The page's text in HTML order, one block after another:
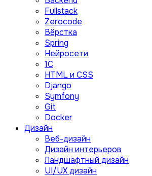
Fullstack
Zerocode
Вёрстка
Spring
Нейросети
1C
HTML и CSS
Django
Symfony
Git
Docker
Дизайн
Веб-дизайн
Дизайн интерьеров
Ландшафтный дизайн
UI/UX дизайн